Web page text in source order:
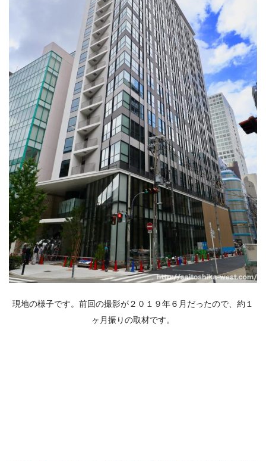
現地の様子です。前回の撮影が２０１９年６月だったので、約１
ヶ月振りの取材です。